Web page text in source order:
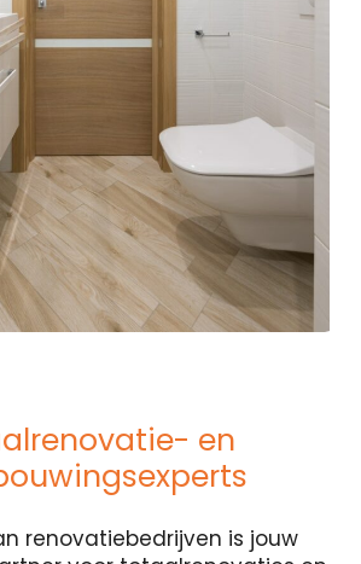
en
renovatiebedrijven is jouw